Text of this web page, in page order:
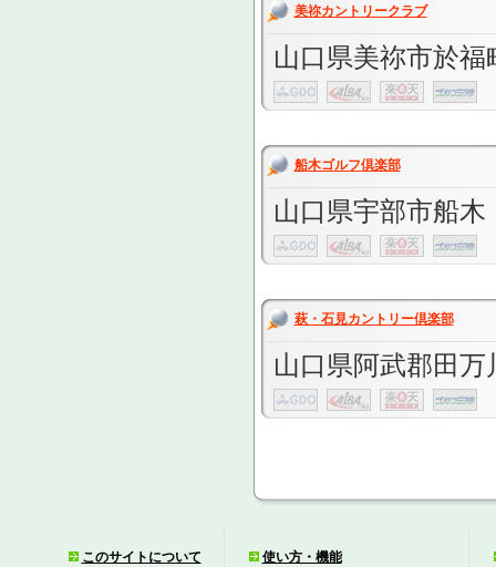
美祢カントリークラブ
山口県美祢市於福
船木ゴルフ倶楽部
山口県宇部市船木
萩・石見カントリー倶楽部
山口県阿武郡田万
このサイトについて
使い方・機能